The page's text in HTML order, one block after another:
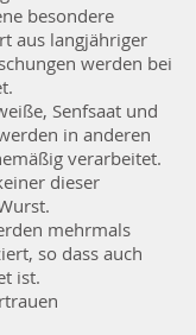
besondere
aus langjähriger
werden bei
Senfsaat und
in anderen
verarbeitet.
dieser
mehrmals
so dass auch
ist.